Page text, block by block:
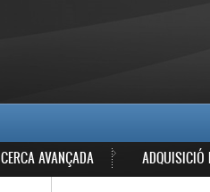
CERCA AVANÇADA ADQUISICIÓ